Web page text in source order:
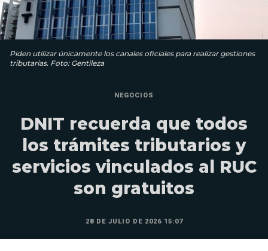
Piden utilizar únicamente los canales oficiales para realizar gestiones
tributarias. Foto: Gentileza
NEGOCIOS
DNIT recuerda que todos
los trámites tributarios y
servicios vinculados al RUC
son gratuitos
28 DE JULIO DE 2026 15:07